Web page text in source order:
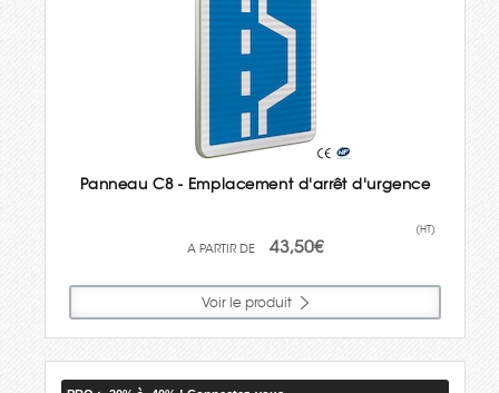
Panneau C8 - Emplacement d'arrêt d'urgence
43,50€
(HT)
Voir le produit